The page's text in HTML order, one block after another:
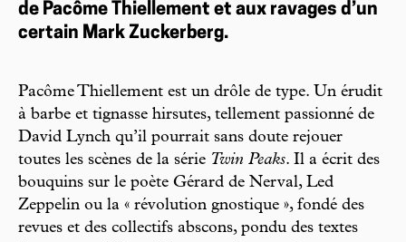
de Pacôme Thiellement et aux ravages d’un
certain Mark Zuckerberg.
Pacôme Thiellement est un drôle de type. Un érudit
à barbe et tignasse hirsutes, tellement passionné de
David Lynch qu’il pourrait sans doute rejouer
toutes les scènes de la série Twin Peaks. Il a écrit des
bouquins sur le poète Gérard de Nerval, Led
Zeppelin ou la « révolution gnostique », fondé des
revues et des collectifs abscons, pondu des textes